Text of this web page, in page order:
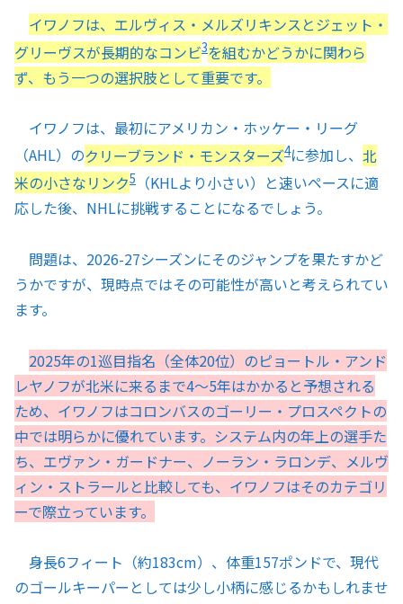
イワノフは、エルヴィス・メルズリキンスとジェット・
グリーヴスが長期的なコンビ3を組むかどうかに関わら
ず、もう一つの選択肢として重要です。
イワノフは、最初にアメリカン・ホッケー・リーグ
（AHL）のクリーブランド・モンスターズ4に参加し、 北
米の小さなリンク5
（KHLより小さい）と速いペースに適
応した後、NHLに挑戦することになるでしょう。
問題は、2026-27シーズンにそのジャンプを果たすかど
うかですが、現時点ではその可能性が高いと考えられてい
ます。
2025年の1巡目指名（全体20位）のピョートル・アンド
レヤノフが北米に来るまで4～5年はかかると予想される
ため、イワノフはコロンバスのゴーリー・プロスペクトの
中では明らかに優れています。システム内の年上の選手た
ち、エヴァン・ガードナー、ノーラン・ラロンデ、メルヴ
ィン・ストラールと比較しても、イワノフはそのカテゴリ
ーで際立っています。
身長6フィート（約183cm）、体重157ポンドで、現代
のゴールキーパーとしては少し小柄に感じるかもしれませ